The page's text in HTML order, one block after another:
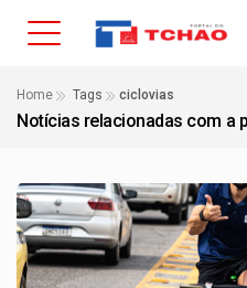
Home Tags ciclovias
Notícias relacionadas com a